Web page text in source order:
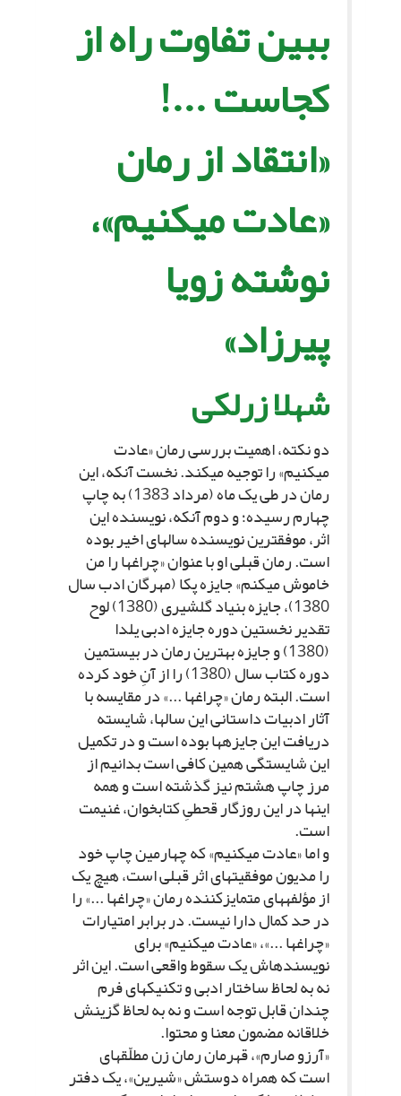
ببین تفاوت راه از
کجاست ...!
«انتقاد از رمان
«عادت مى‏کنیم»،
نوشته زویا
پیرزاد»
شهلا زرلکى‏
دو نکته، اهمیت بررسى رمان «عادت
مى‏کنیم» را توجیه مى‏کند. نخست آنکه، این
رمان در طى یک ماه (مرداد 1383) به چاپ
چهارم رسیده؛ و دوم آنکه، نویسنده این
اثر، موفق‏ترین نویسنده سال‏هاى اخیر بوده
است. رمان قبلى او با عنوان «چراغ‏ها را من
خاموش مى‏کنم» جایزه پکا (مهرگان ادب سال
1380)، جایزه بنیاد گلشیرى (1380) لوح
تقدیر نخستین دوره جایزه ادبى یلدا
(1380) و جایزه بهترین رمان در بیستمین
دوره کتاب سال (1380) را از آنِ خود کرده
است. البته رمان «چراغ‏ها ...» در مقایسه با
آثار ادبیات داستانى این سال‏ها، شایسته
دریافت این جایزه‏ها بوده است و در تکمیل
این شایستگى همین کافى است بدانیم از
مرز چاپ هشتم نیز گذشته است و همه
اینها در این روزگار قحطىِ کتابخوان، غنیمت
است.
و اما «عادت مى‏کنیم» که چهارمین چاپ خود
را مدیون موفقیت‏هاى اثر قبلى است، هیچ یک
از مؤلفه‏هاى متمایزکننده رمان «چراغ‏ها ...» را
در حد کمال دارا نیست. در برابر امتیارات
«چراغ‏ها ...»، «عادت مى‏کنیم» براى
نویسنده‏اش یک سقوط واقعى است. این اثر
نه به لحاظ ساختار ادبى و تکنیک‏هاى فرم
چندان قابل توجه است و نه به لحاظ گزینش
خلاقانه مضمون معنا و محتوا.
«آرزو صارم»، قهرمان رمان زن مطلّقه‏اى
است که همراه دوستش «شیرین»، یک دفتر